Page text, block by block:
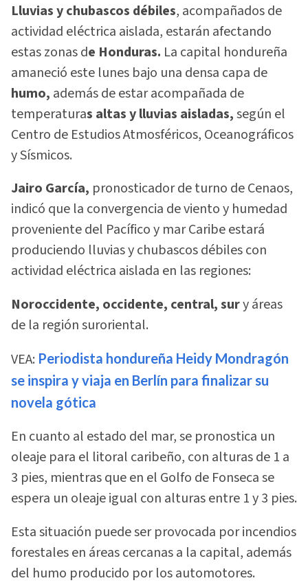
Lluvias y chubascos débiles, acompañados de
actividad eléctrica aislada, estarán afectando
estas zonas de Honduras. La capital hondureña
amaneció este lunes bajo una densa capa de
humo, además de estar acompañada de
temperaturas altas y lluvias aisladas,según el
Centro de Estudios Atmosféricos, Oceanográficos
y Sísmicos.
Jairo García, pronosticador de turno de Cenaos,
indicó que la convergencia de viento y humedad
proveniente del Pacífico y mar Caribe estará
produciendo lluvias y chubascos débiles con
actividad eléctrica aislada en las regiones:
Noroccidente, occidente, central, sury áreas
de la región suroriental.
VEA: Periodista hondureña Heidy Mondragón
se inspira y viaja en Berlín para finalizar su
novela gótica
En cuanto al estado del mar, se pronostica un
oleaje para el litoral caribeño, con alturas de 1 a
3 pies, mientras que en el Golfo de Fonseca se
espera un oleaje igual con alturas entre 1 y 3 pies.
Esta situación puede ser provocada por incendios
forestales en áreas cercanas a la capital, además
del humo producido por los automotores.